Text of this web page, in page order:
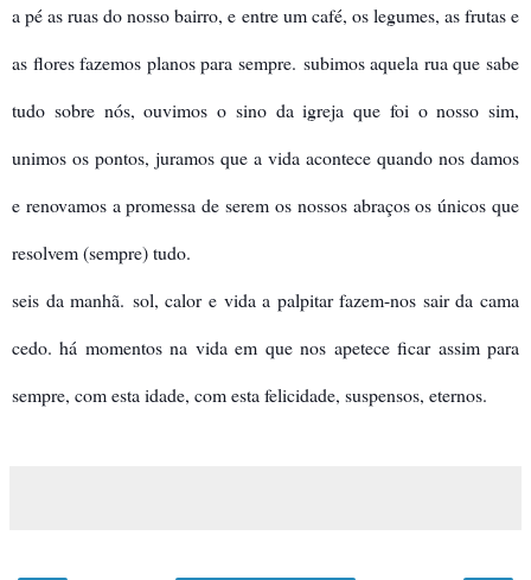
a pé as ruas do nosso bairro, e entre um café, os legumes, as frutas e
as flores fazemos planos para sempre. subimos aquela rua que sabe
tudo sobre nós, ouvimos o sino da igreja que foi o nosso sim,
unimos os pontos, juramos que a vida acontece quando nos damos
e renovamos a promessa de serem os nossos abraços os únicos que
resolvem (sempre) tudo.
seis da manhã. sol, calor e vida a palpitar fazem-nos sair da cama
cedo. há momentos na vida em que nos apetece ficar assim para
sempre, com esta idade, com esta felicidade, suspensos, eternos.